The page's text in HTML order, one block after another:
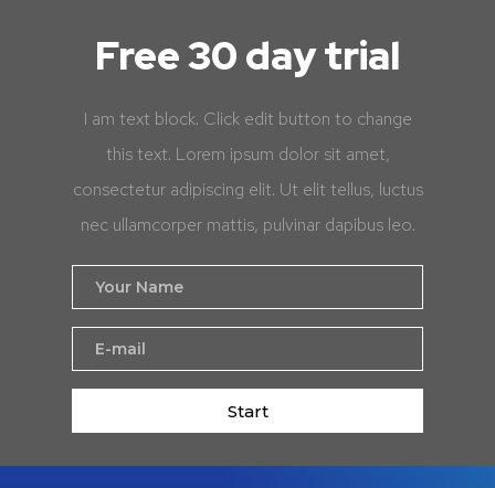
Free 30 day trial
I am text block. Click edit button to change
this text. Lorem ipsum dolor sit amet,
consectetur adipiscing elit. Ut elit tellus, luctus
nec ullamcorper mattis, pulvinar dapibus leo.
Start